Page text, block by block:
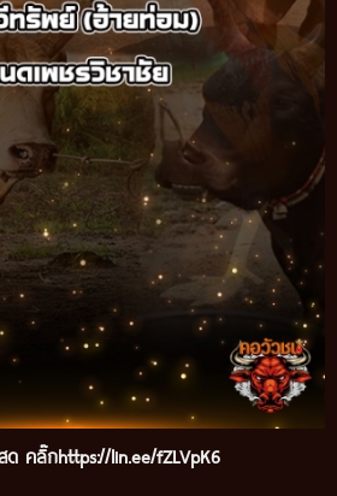
ด คลิ๊กhttps://lin.ee/fZLVpK6